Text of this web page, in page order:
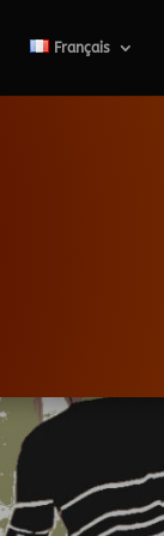
Français